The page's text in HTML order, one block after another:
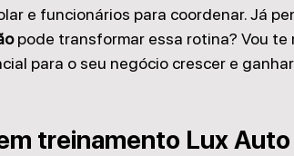
e funcionários para coordenar. Já
pode transformar essa rotina? Vou te
para o seu negócio crescer e
treinamento Lux